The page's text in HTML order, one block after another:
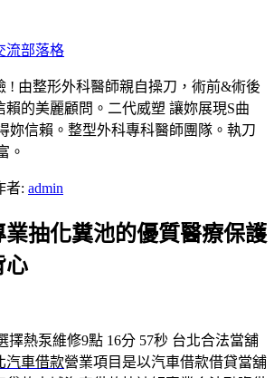
流部落格
! 由整形外科醫師親自操刀，術前&術後
賴的美麗顧問。二代威塑 讓妳展現S曲
妳信賴。整型外科專科醫師團隊。執刀
。
者: admin
抽化糞池的優質醫療保護
心
擇熱泵維修9點 16分 57秒 台北合法當舖
汽車借款營業項目是以汽車借款借貸當舖